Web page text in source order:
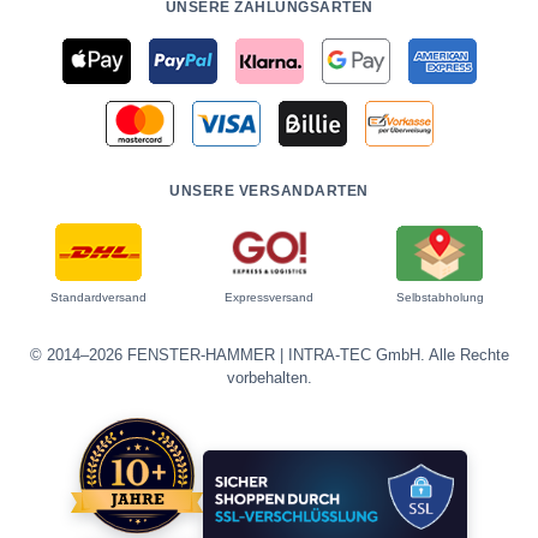
UNSERE ZAHLUNGSARTEN
UNSERE VERSANDARTEN
Standardversand Expressversand Selbstabholung
© 2014–2026 FENSTER-HAMMER | INTRA-TEC GmbH. Alle Rechte
vorbehalten.